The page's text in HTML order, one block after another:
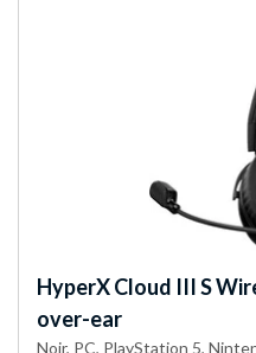
HyperXCloud III S
over-ear
Noir, PC, PlayStation 5,